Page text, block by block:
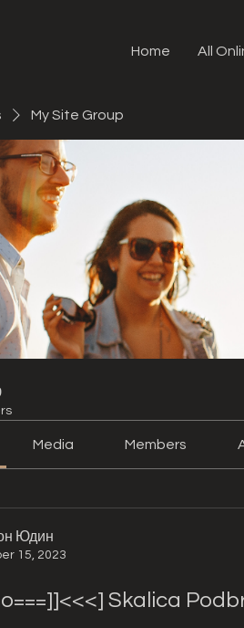
Home All
My Site Group
Media Members
Юдин
15, 2023
Skalica